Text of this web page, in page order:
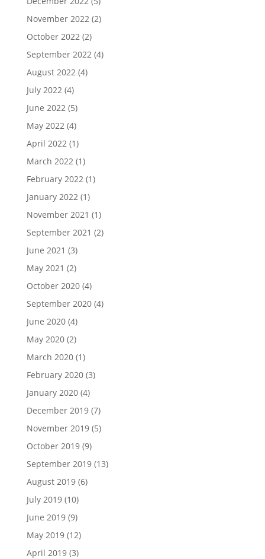
November 2022(2)
October 2022(2)
September 2022(4)
August 2022(4)
July 2022(4)
June 2022(5)
May 2022(4)
April 2022(1)
March 2022(1)
February 2022(1)
January 2022(1)
November 2021 (1)
September 2021 (2)
June 2021 (3)
May 2021 (2)
October 2020(4)
September 2020(4)
June 2020(4)
May 2020(2)
March 2020(1)
February 2020(3)
January 2020(4)
December 2019(7)
November 2019(5)
October 2019(9)
September 2019(13)
August 2019(6)
July 2019(10)
June 2019(9)
May 2019(12)
April 2019(3)